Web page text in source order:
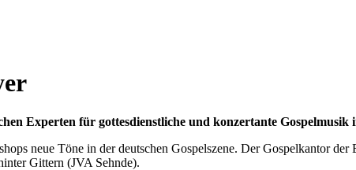
Experten für gottesdienstliche und konzertante Gospelmusik
neue Töne in der deutschen Gospelszene. Der Gospelkantor
Gittern (JVA Sehnde).